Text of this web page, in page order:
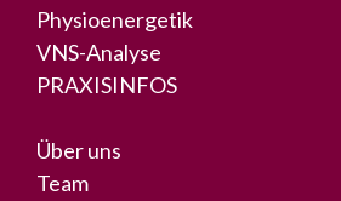
Physioenergetik
VNS-Analyse
PRAXISINFOS
Über uns
Team